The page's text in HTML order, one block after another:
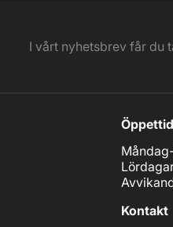
I vårt nyhetsbrev får du
Kontakt